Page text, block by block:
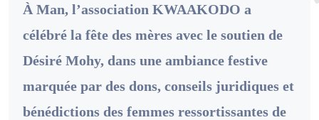
À Man, l’association KWAAKODO a
célébré la fête des mères avec le soutien de
Désiré Mohy, dans une ambiance festive
marquée par des dons, conseils juridiques et
bénédictions des femmes ressortissantes de